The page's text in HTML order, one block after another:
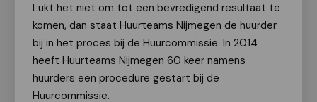
Lukt het niet om tot een bevredigend resultaat te
komen, dan staat Huurteams Nijmegen de huurder
bij in het proces bij de Huurcommissie. In 2014
heeft Huurteams Nijmegen 60 keer namens
huurders een procedure gestart bij de
Huurcommissie.